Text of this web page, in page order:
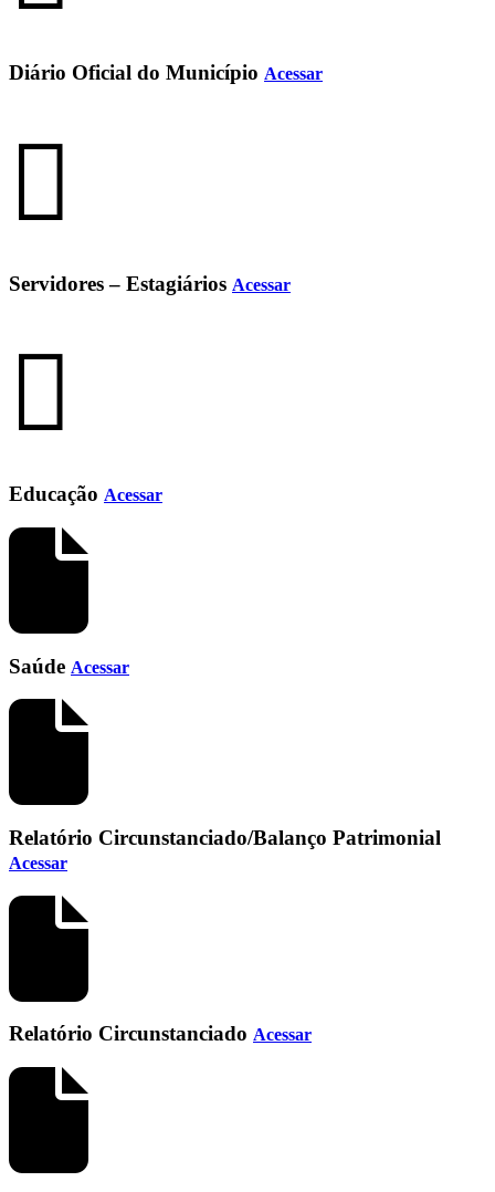
Diário Oficial do Município Acessar
Servidores – Estagiários Acessar
Educação Acessar
Saúde Acessar
Relatório Circunstanciado/Balanço Patrimonial
Acessar
Relatório Circunstanciado Acessar